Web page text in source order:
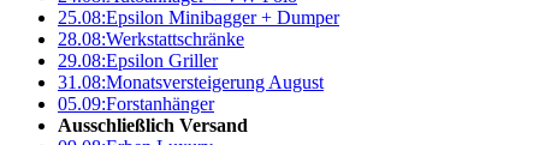
25.08:Epsilon Minibagger + Dumper
28.08:Werkstattschränke
29.08:Epsilon Griller
31.08:Monatsversteigerung August
05.09:Forstanhänger
Ausschließlich Versand